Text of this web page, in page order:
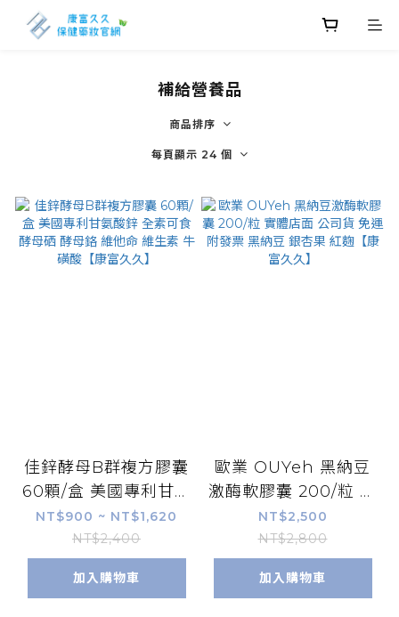
補給營養品
商品排序
每頁顯示 24 個
佳鋅酵母B群複方膠囊
60顆/盒 美國專利甘氨
酸鋅 全素可食 酵母硒
酵母鉻 維他命 維生素
牛磺酸【康富久久】
NT$900 ~ NT$1,620
NT$2,400
加入購物車
歐業 OUYeh 黑納豆
激酶軟膠囊 200/粒 實
體店面 公司貨 免運 附
發票 黑納豆 銀杏果 紅
麴【康富久久】
NT$2,500
NT$2,800
加入購物車